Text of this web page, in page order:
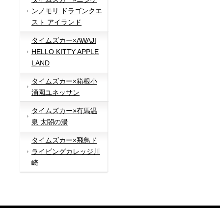
ンノモリ ドラゴンクエ
スト アイランド
タイムズカー×AWAJI
HELLO KITTY APPLE
LAND
タイムズカー×箱根小
涌園ユネッサン
タイムズカー×有馬温
泉 太閤の湯
タイムズカー×飛鳥ド
ライビングカレッジ川
崎